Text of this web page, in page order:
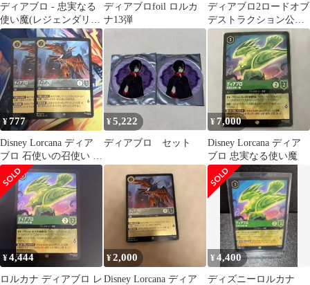
ディアブロ - 忠実なる
使い魔(レジェンダリ
ー)(70/204)
ディアブロfoil ロルカ
ナ13弾
ディアブロ2ロードオブ
デストラクション公式
ガイド
¥777
Disney Lorcana ディア
ブロ 石使いの召使い 2
枚セット
¥5,222
ディアブロ セット
¥ 7,000
Disney Lorcana ディア
ブロ 忠実なる使い魔
¥4,444
ロルカナ ディアブロ レ
¥2,000
Disney Lorcana ディア
¥4,400
ディズニーロルカナ